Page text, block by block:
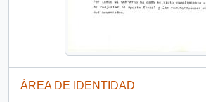
ÁREA DE IDENTIDAD